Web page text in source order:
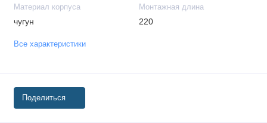
Материал корпуса
чугун
Монтажная длина
220
Все характеристики
Поделиться